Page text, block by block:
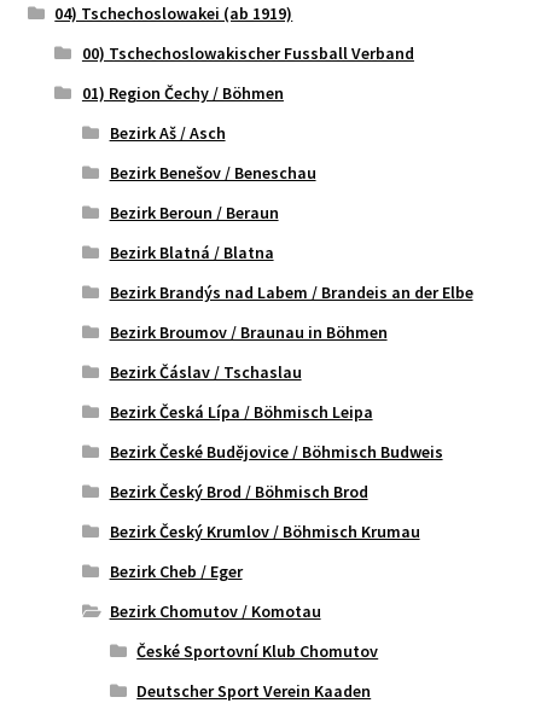
04) Tschechoslowakei (ab 1919)
00) Tschechoslowakischer Fussball Verband
01) Region Čechy / Böhmen
Bezirk Aš / Asch
Bezirk Benešov / Beneschau
Bezirk Beroun / Beraun
Bezirk Blatná / Blatna
Bezirk Brandýs nad Labem / Brandeis an der Elbe
Bezirk Broumov / Braunau in Böhmen
Bezirk Čáslav / Tschaslau
Bezirk Česká Lípa / Böhmisch Leipa
Bezirk České Budějovice / Böhmisch Budweis
Bezirk Český Brod / Böhmisch Brod
Bezirk Český Krumlov / Böhmisch Krumau
Bezirk Cheb / Eger
Bezirk Chomutov / Komotau
České Sportovní Klub Chomutov
Deutscher Sport Verein Kaaden